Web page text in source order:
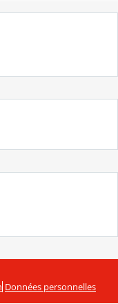
Données personnelles